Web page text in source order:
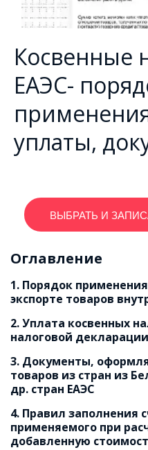
Косвенные
ЕАЭС-
уплаты,
ВЫБРАТЬ И
Оглавление
1. Порядок
экспорте товаров
2. Уплата косвенных
налоговой декларации
3. Документы,
товаров из стран из
др. стран ЕАЭС
4. Правил заполнения
применяемого при
добавленную